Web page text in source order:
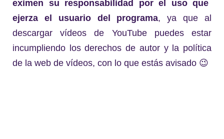
eximen su responsabilidad por el uso que
ejerza el usuario del programa, ya que al
descargar vídeos de YouTube puedes estar
incumpliendo los derechos de autor y la política
de la web de vídeos, con lo que estás avisado 😉